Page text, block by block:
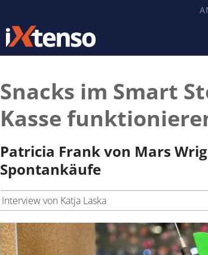
Snacks im Smart
Kasse
Patricia Frank von Mars
Spontankäufe
Interview von Katja Laska